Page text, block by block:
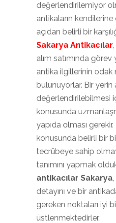
değerlendirilemiyor
antikaların kendilerine
açıdan belirli bir
Sakarya Antikacılar
alım satımında
antika ilgillerinin odak
bulunuyorlar. Bir yerin
değerlendirilebilmesi
konusunda
yapıda olması
konusunda belirli bir
tecrübeye sahip
tanımını yapmak
antikacılar Sakarya
detayını ve bir
gereken noktaları iyi
üstlenmektedirler.